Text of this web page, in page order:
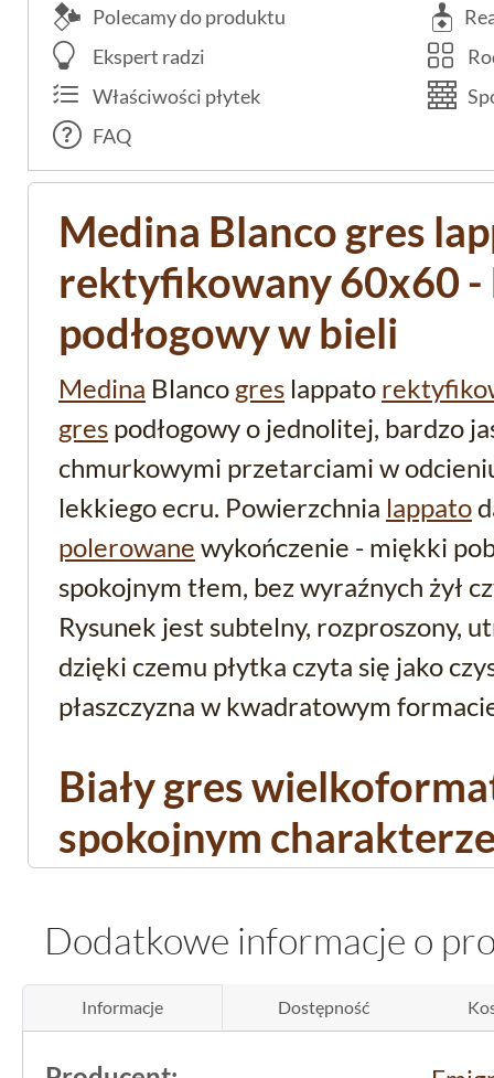
Polecamy do produktu
Ekspert radzi
Właściwości płytek
FAQ
Medina Blanco gres
rektyfikowany 60x60 -
podłogowy w bieli
Medina Blanco gres lappato
gres podłogowy o jednolitej, bardzo
chmurkowymi przetarciami w
lekkiego ecru. Powierzchnia lappato
polerowane wykończenie - miękki
spokojnym tłem, bez wyraźnych żył
Rysunek jest subtelny, rozproszony,
dzięki czemu płytka czyta się jako
płaszczyzna w kwadratowym
Biały gres
spokojnym
tło, które nie konkuruje z meblami
mgliste przejścia tonalne oddają
kamienia, przy czym pamiętaj, że to
Dodatkowe informacje o
Informacje Dostępność